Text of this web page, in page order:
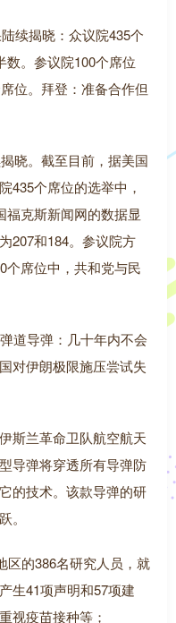
续揭晓：众议院435个
数。参议院100个席位
位。拜登：准备合作但
晓。截至目前，据美国
435个席位的选举中，
福克斯新闻网的数据显
207和184。参议院方
个席位中，共和党与民
道导弹：几十年内不会
对伊朗极限施压尝试失
斯兰革命卫队航空航天
导弹将穿透所有导弹防
的技术。该款导弹的研
。
区的386名研究人员，就
生41项声明和57项建
视疫苗接种等；